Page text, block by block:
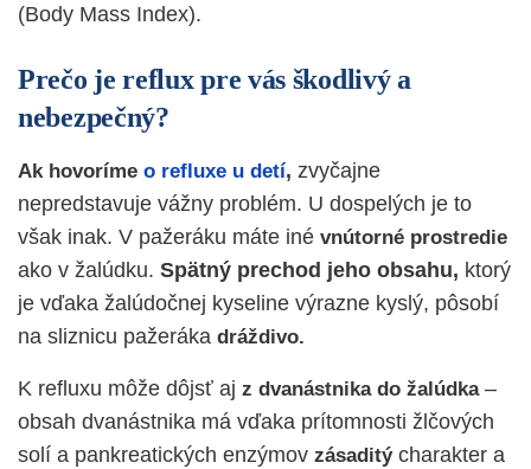
(Body Mass Index).
Prečo je reflux pre vás škodlivý a
nebezpečný?
Ak hovoríme o refluxe u detí, zvyčajne
nepredstavuje vážny problém. U dospelých je to
však inak. V pažeráku máte iné vnútorné prostredie
ako v žalúdku. Spätný prechod jeho obsahu, ktorý
je vďaka žalúdočnej kyseline výrazne kyslý, pôsobí
na sliznicu pažeráka dráždivo.
K refluxu môže dôjsť aj z dvanástnika do žalúdka–
obsah dvanástnika má vďaka prítomnosti žlčových
solí a pankreatických enzýmov zásaditýcharakter a